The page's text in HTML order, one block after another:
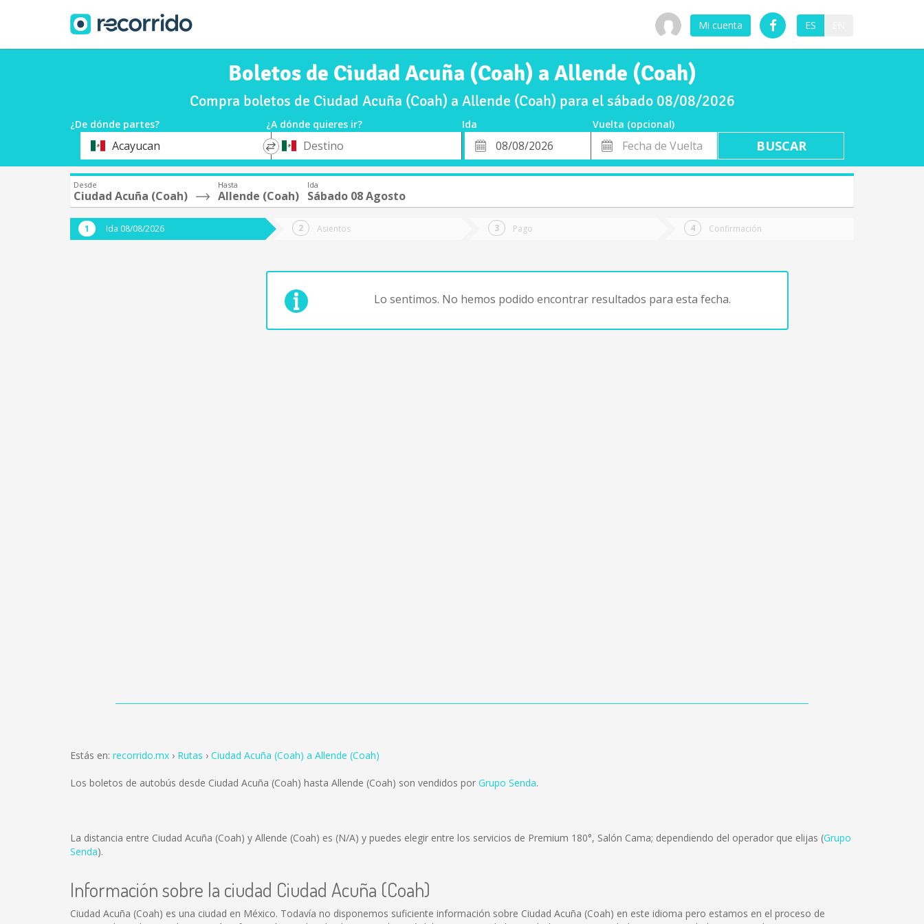
Mi cuenta ES
Boletos de Ciudad Acuña (Coah) a Allende (Coah)
Compra boletos de Ciudad Acuña (Coah) a Allende (Coah) para el sábado 08/08/2026
¿De dónde partes? ¿A dónde quieres ir? Ida
Vuelta (opcional)
OrigenAcayucan
*
Destino
Fecha
de
Fecha
de
Vuelta
Desde
Ciudad Acuña (Coah)
Hasta
Allende (Coah)
Ida
Sábado 08 Agosto
Ida 08/08/2026 Asientos Pago Confirmación
Lo sentimos. No hemos podido encontrar resultados para esta fecha.
Estás en: recorrido.mx Rutas Ciudad Acuña (Coah) a Allende (Coah)
Los boletos de autobús desde Ciudad Acuña (Coah) hasta Allende (Coah) son vendidos por Grupo Senda.
La distancia entre Ciudad Acuña (Coah) y Allende (Coah) es (N/A) y puedes elegir entre los servicios de Premium 180°, Salón Cama; dependiendo del operador que elijas (Grupo
Senda).
Información sobre la ciudad Ciudad Acuña (Coah)
Ciudad Acuña (Coah) es una ciudad en México. Todavía no disponemos suficiente información sobre Ciudad Acuña (Coah) en este idioma pero estamos en el proceso de